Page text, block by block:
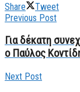
Share
Tweet
Previous Post
Για δέκατη
ο Παύλος
Next Post